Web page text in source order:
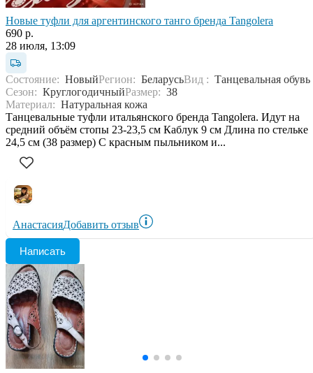
Новые туфли для аргентинского танго бренда Tangolera
690 р.
28 июля, 13:09
Состояние: НовыйРегион: БеларусьВид : Танцевальная обувь
Сезон: КруглогодичныйРазмер: 38
Материал: Натуральная кожа
Танцевальные туфли итальянского бренда Tangolera. Идут на
средний объём стопы 23-23,5 см Каблук 9 см Длина по стельке
24,5 см (38 размер) С красным пыльником и...
АнастасияДобавить отзыв
Написать